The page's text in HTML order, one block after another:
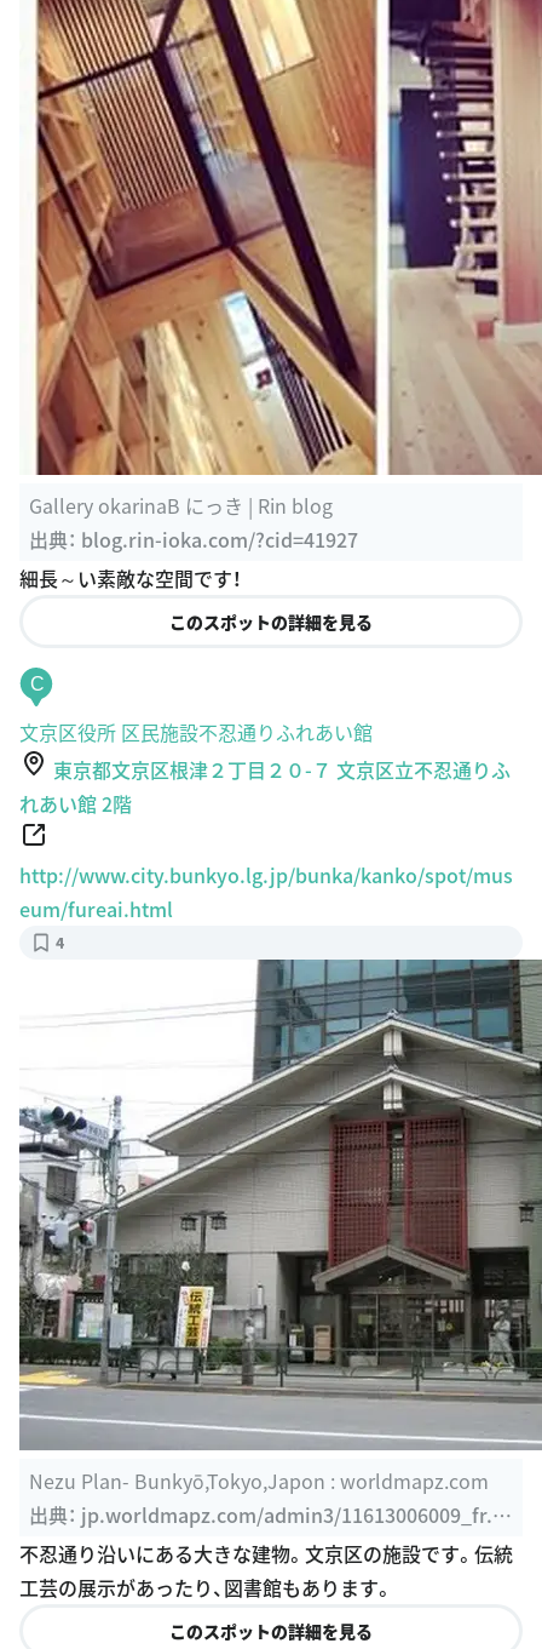
Gallery okarinaB にっき | Rin blog
出典： blog.rin-ioka.com/?cid=41927
細長～い素敵な空間です！
このスポットの詳細を見る
C
文京区役所 区民施設不忍通りふれあい館
東京都文京区根津２丁目２０-７ 文京区立不忍通りふ
れあい館 2階
http://www.city.bunkyo.lg.jp/bunka/kanko/spot/mus
eum/fureai.html
4
Nezu Plan- Bunkyō,Tokyo,Japon : worldmapz.com
出典： jp.worldmapz.com/admin3/11613006009_fr.ht
m
不忍通り沿いにある大きな建物。文京区の施設です。伝統
工芸の展示があったり、図書館もあります。
このスポットの詳細を見る